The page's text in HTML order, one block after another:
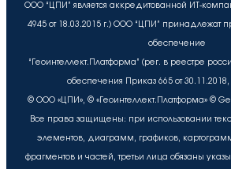
ООО “ЦПИ” является аккредитованной ИТ-
4945 от 18.03.2015 г.) ООО “ЦПИ” принадлежат
обеспечение
“Геоинтеллект.Платформа” (рег. в реестре
обеспечения Приказ 665 от 30.11.2018,
© ООО «ЦПИ», © «Геоинтеллект.Платформа» ©
Все права защищены: при использовании
элементов, диаграмм, графиков,
фрагментов и частей, третьи лица обязаны